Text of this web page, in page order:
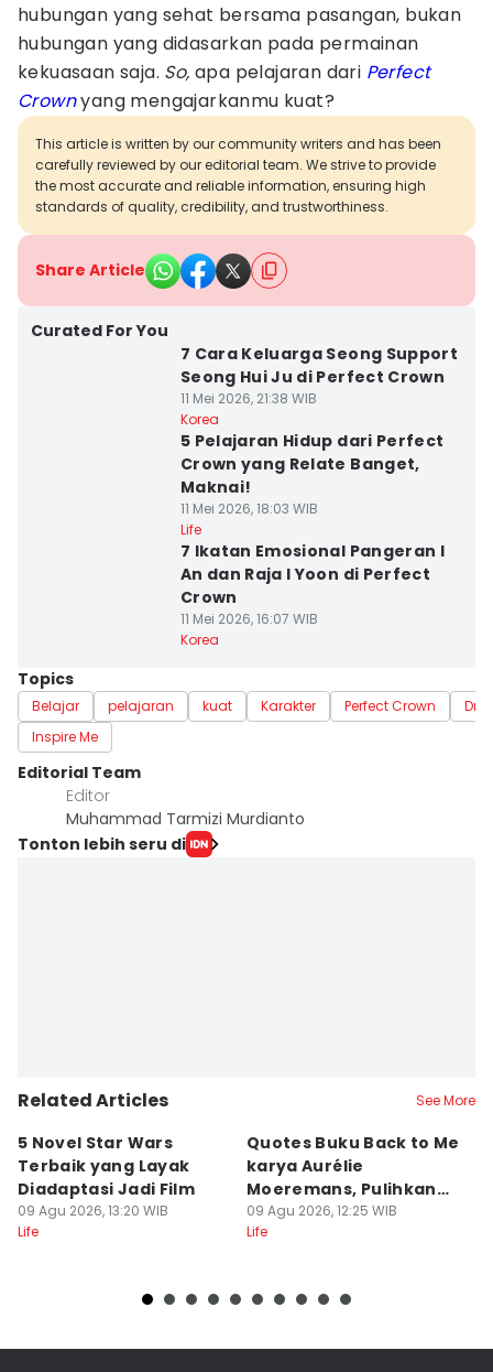
hubungan yang sehat bersama pasangan, bukan
hubungan yang didasarkan pada permainan
kekuasaan saja. So,apa pelajaran dari Perfect
Crownyang mengajarkanmu kuat?
This article is written by our community writers and has been
carefully reviewed by our editorial team. We strive to provide
the most accurate and reliable information, ensuring high
standards of quality, credibility, and trustworthiness.
Share Article
Curated For You
7 Cara Keluarga Seong Support
Seong Hui Ju di Perfect Crown
11 Mei 2026, 21:38 WIB
Korea
5 Pelajaran Hidup dari Perfect
Crown yang Relate Banget,
Maknai!
11 Mei 2026, 18:03 WIB
Life
7 Ikatan Emosional Pangeran I
An dan Raja I Yoon di Perfect
Crown
11 Mei 2026, 16:07 WIB
Korea
Topics
Belajar pelajaran kuat Karakter Perfect Crown
Inspire Me
Editorial Team
Editor
Muhammad Tarmizi Murdianto
Tonton lebih seru di
Related Articles See More
5 Novel Star Wars
Terbaik yang Layak
Diadaptasi Jadi Film
09 Agu 2026, 13:20 WIB
Life
Quotes Buku Back to Me
karya Aurélie
Moeremans, Pulihkan
Luka Terdalam
09 Agu 2026, 12:25 WIB
Life